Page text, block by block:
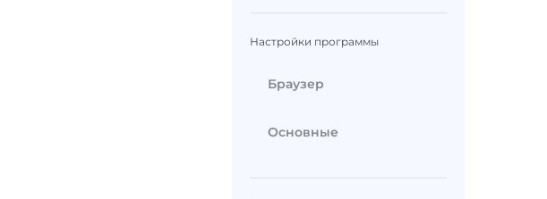
Настройки программы
Браузер
Основные